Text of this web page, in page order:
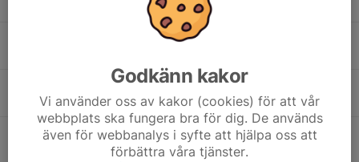
Fredriksbergs IP 1, Oskarshamn
F2013
18:30
Träning Fredriksberg F2014
Fredriksbergs IP
17:15
Träning F2016
Fredriksberg IP
Godkänn kakor
Vi använder oss av kakor (cookies) för att vår
webbplats ska fungera bra för dig. De används
även för webbanalys i syfte att hjälpa oss att
förbättra våra tjänster.